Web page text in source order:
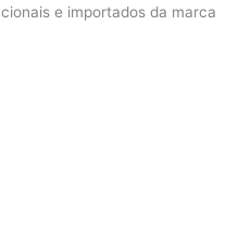
e importados da marca